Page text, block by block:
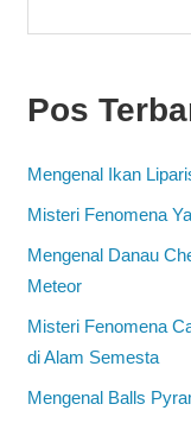
Pos
Mengenal Ikan
Misteri Fenomena
Mengenal Danau
Meteor
Misteri Fenomena
di Alam Semesta
Mengenal Balls